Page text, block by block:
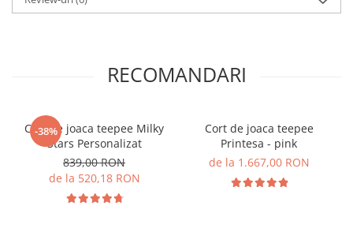
RECOMANDARI
-38%
Cort de joaca teepee Milky
Stars Personalizat
839,00 RON
de la 520,18 RON
Cort de joaca teepee
Printesa - pink
de la 1.667,00 RON